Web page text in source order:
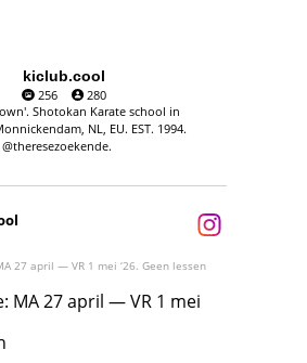
kiclub.cool
256
280
Shotokan Karate school in
NL, EU. EST. 1994.
27 april — VR 1 mei ‘26.
MA 27 april — VR 1 mei